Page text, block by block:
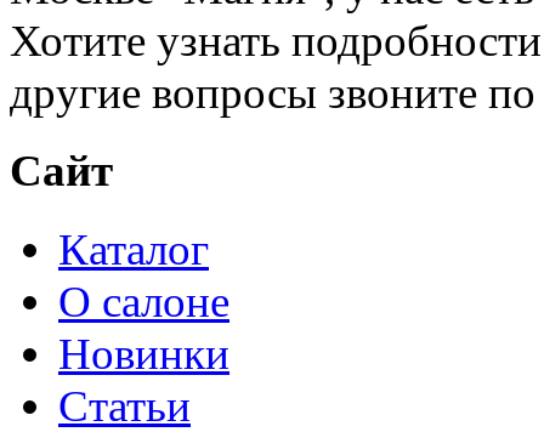
Хотите узнать
другие вопросы звоните
Сайт
Каталог
О салоне
Новинки
Статьи